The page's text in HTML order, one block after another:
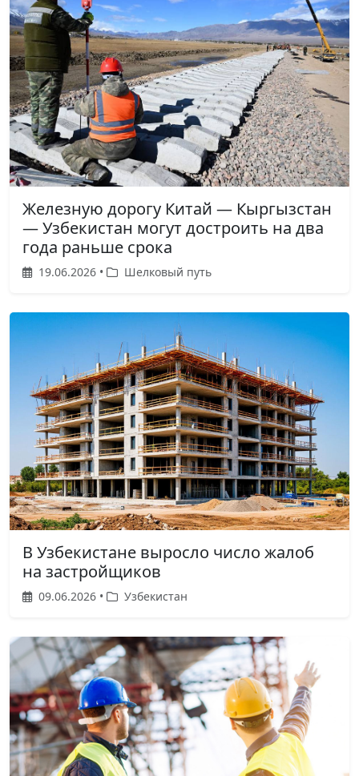
Железную дорогу Китай — Кыргызстан
— Узбекистан могут достроить на два
года раньше срока
19.06.2026 • Шелковый путь
В Узбекистане выросло число жалоб
на застройщиков
09.06.2026 • Узбекистан